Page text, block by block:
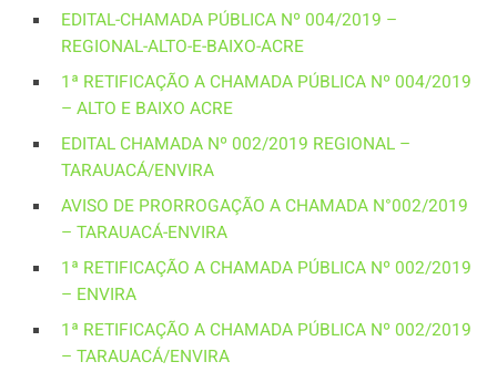
EDITAL-CHAMADA PÚBLICA Nº 004/2019 –
REGIONAL-ALTO-E-BAIXO-ACRE
1ª RETIFICAÇÃO A CHAMADA PÚBLICA Nº 004/2019
– ALTO E BAIXO ACRE
EDITAL CHAMADA Nº 002/2019 REGIONAL –
TARAUACÁ/ENVIRA
AVISO DE PRORROGAÇÃO A CHAMADA N°002/2019
– TARAUACÁ-ENVIRA
1ª RETIFICAÇÃO A CHAMADA PÚBLICA Nº 002/2019
– ENVIRA
1ª RETIFICAÇÃO A CHAMADA PÚBLICA Nº 002/2019
– TARAUACÁ/ENVIRA